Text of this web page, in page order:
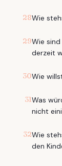
28Wie
29Wie
derzeit
30Wie
31Was
nicht
32Wie
den